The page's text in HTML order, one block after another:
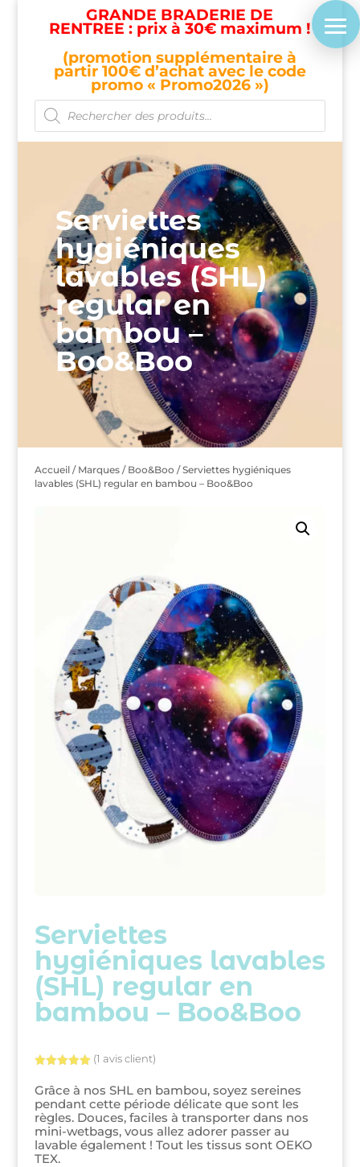
GRANDE BRADERIE DE
RENTREE : prix à 30€ maximum !
(promotion supplémentaire à
partir 100€ d’achat avec le code
promo « Promo2026 »)
Recherche
produits
Serviettes
hygiéniques
lavables (SHL)
regular en
bambou –
Boo&Boo
Accueil/ Marques/ Boo&Boo / Serviettes hygiéniques
lavables (SHL) regular en bambou – Boo&Boo
Serviettes
hygiéniques lavables
(SHL) regular en
bambou – Boo&Boo
sur 5
basé sur
notation
client
(1 avis client)
Grâce à nos SHL en bambou, soyez sereines
pendant cette période délicate que sont les
règles. Douces, faciles à transporter dans nos
mini-wetbags, vous allez adorer passer au
lavable également ! Tout les tissus sont OEKO
TEX.